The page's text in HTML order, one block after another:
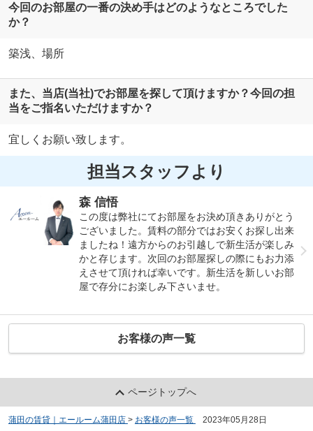
今回のお部屋の一番の決め手はどのようなところでした
か？
築浅、場所
また、当店(当社)でお部屋を探して頂けますか？今回の担
当をご指名いただけますか？
宜しくお願い致します。
担当スタッフより
森 信悟
この度は弊社にてお部屋をお決め頂きありがとう
ございました。賃料の部分ではお安くお探し出来
ましたね！遠方からのお引越しで新生活が楽しみ
かと存じます。次回のお部屋探しの際にもお力添
えさせて頂ければ幸いです。新生活を新しいお部
屋で存分にお楽しみ下さいませ。
お客様の声一覧
ページトップへ
蒲田の賃貸｜エールーム蒲田店 > お客様の声一覧 2023年05月28日